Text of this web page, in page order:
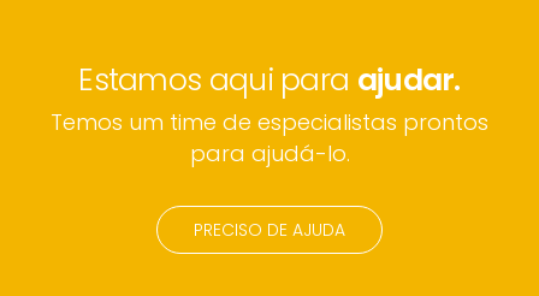
Estamos aqui para ajudar.
Temos um time de especialistas prontos
para ajudá-lo.
PRECISO DE AJUDA